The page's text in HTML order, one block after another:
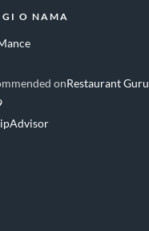
O NAMA
onRestaurant Guru